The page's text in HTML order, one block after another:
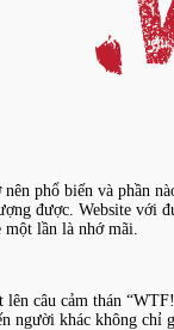
phổ biến và phần
được. Website với
lần là nhớ mãi.
câu cảm thán
khác không chỉ